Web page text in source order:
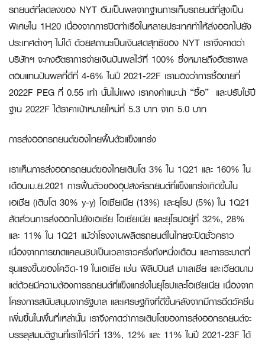
รถยนต์ที่ลดลงของ NYT อันเป็นผลจากฐานการเก็บรถยนต์ที่สูงเป็น
พิเศษใน 1H20 เนื่องจากการปิดท่าเรือในหลายประเทศทำให้ส่งออกไปยัง
ประเทศต่างๆ ไม่ได้ ด้วยสถานะเป็นเงินสดสุทธิของ NYT เราจึงคาดว่า
บริษัทฯ จะคงอัตราการจ่ายเงินปันผลไว้ที่ 100% ซึ่งหมายถึงอัตราผล
ตอบแทนปันผลที่ดีที่ 4-6% ในปี 2021-22F เรามองว่าการซื้อขายที่
2022F PEG ที่ 0.55 เท่า นั้นไม่แพง เราคงคำแนะนำ “ซื้อ” และปรับใช้ปี
ฐาน 2022F ได้ราคาเป้าหมายใหม่ที่ 5.3 บาท จาก 5.0 บาท
การส่งออกรถยนต์ของไทยฟื้นตัวแข็งแกร่ง
เราเห็นการส่งออกรถยนต์ของไทยเติบโต 3% ใน 1Q21 และ 160% ใน
เดือนเม.ย.2021 การฟื้นตัวของอุปสงค์รถยนต์ที่แข็งแกร่งเกิดขึ้นใน
เอเชีย (เติบโต 30% y-y) โอเชียเนีย (13%) และยุโรป (5%) ใน 1Q21
สัดส่วนการส่งออกไปยังเอเชีย โอเชียเนีย และยุโรปอยู่ที่ 32%, 28%
และ 11% ใน 1Q21 แม้ว่าโรงงานผลิตรถยนต์ในไทยจะปิดชั่วคราว
เนื่องจากการขาดแคลนชิปเป็นเวลาราวครึ่งถึงหนึ่งเดือน และการระบาดที่
รุนแรงขึ้นของโควิด-19 ในเอเชีย เช่น ฟิลิปปินส์ มาเลเซีย และเวียดนาม
แต่ด้วยมีความต้องการรถยนต์ที่แข็งแกร่งในยุโรปและโอเชียเนีย เนื่องจาก
โครงการสนับสนุนจากรัฐบาล และเศรษฐกิจที่ดีขึ้นหลังจากมีการฉีดวัคซีน
เพิ่มขึ้นในพื้นที่เหล่านั้น เราจึงคาดว่าการเติบโตของการส่งออกรถยนต์จะ
บรรลุสมมติฐานที่เราให้ไว้ที่ 13%, 12% และ 11% ในปี 2021-23F ได้